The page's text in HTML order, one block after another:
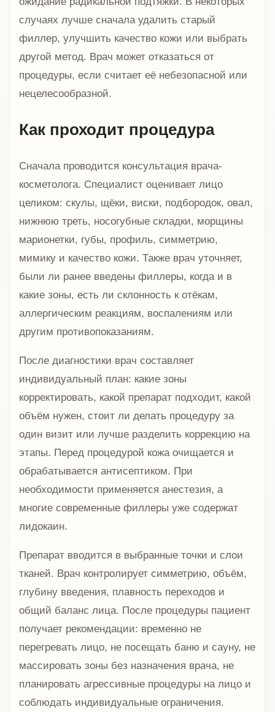
случаях лучше сначала удалить старый
филлер, улучшить качество кожи или выбрать
другой метод. Врач может отказаться от
процедуры, если считает её небезопасной или
нецелесообразной.
Как проходит процедура
Сначала проводится консультация врача-
косметолога. Специалист оценивает лицо
целиком: скулы, щёки, виски, подбородок, овал,
нижнюю треть, носогубные складки, морщины
марионетки, губы, профиль, симметрию,
мимику и качество кожи. Также врач уточняет,
были ли ранее введены филлеры, когда и в
какие зоны, есть ли склонность к отёкам,
аллергическим реакциям, воспалениям или
другим противопоказаниям.
После диагностики врач составляет
индивидуальный план: какие зоны
корректировать, какой препарат подходит, какой
объём нужен, стоит ли делать процедуру за
один визит или лучше разделить коррекцию на
этапы. Перед процедурой кожа очищается и
обрабатывается антисептиком. При
необходимости применяется анестезия, а
многие современные филлеры уже содержат
лидокаин.
Препарат вводится в выбранные точки и слои
тканей. Врач контролирует симметрию, объём,
глубину введения, плавность переходов и
общий баланс лица. После процедуры пациент
получает рекомендации: временно не
перегревать лицо, не посещать баню и сауну, не
массировать зоны без назначения врача, не
планировать агрессивные процедуры на лицо и
соблюдать индивидуальные ограничения.